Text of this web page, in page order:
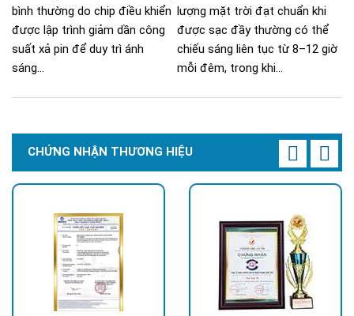
bình thường do chip điều khiển
được lập trình giảm dần công
suất xả pin để duy trì ánh
sáng...
lượng mặt trời đạt chuẩn khi
được sạc đầy thường có thể
chiếu sáng liên tục từ 8–12 giờ
mỗi đêm, trong khi...
CHỨNG NHẬN THƯƠNG HIỆU